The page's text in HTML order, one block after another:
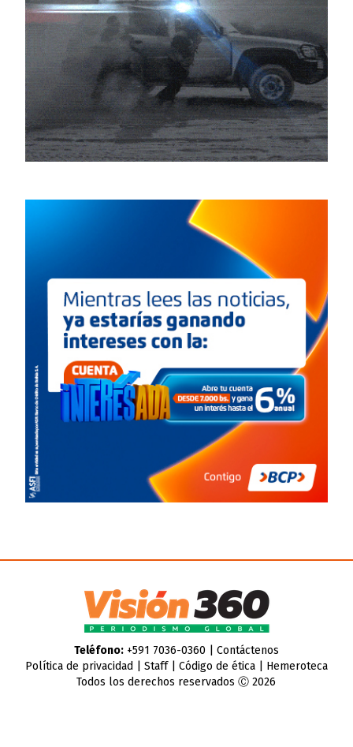
Teléfono:+591 7036-0360 | Contáctenos
Política de privacidad
Staff| Código de ética| Hemeroteca
Todos los derechos reservados Ⓒ 2026